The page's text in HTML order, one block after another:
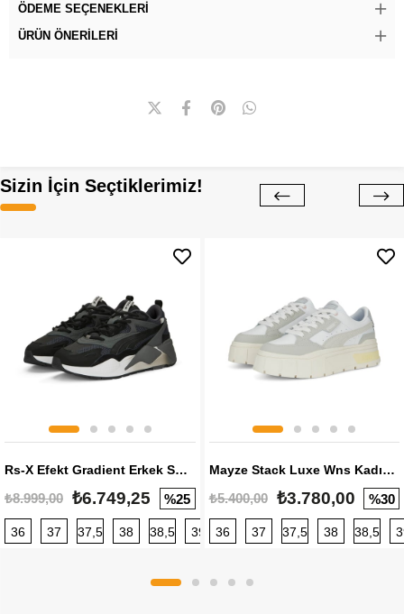
ÖDEME SEÇENEKLERI
ÜRÜN ÖNERILERI
Sizin İçin Seçtiklerimiz!
Rs-X Efekt Gradient Erkek Sneaker
₺8.999,00 ₺6.749,25 %25
36 37 37,5 38 38,5 39 40 40,5 41 42 42,5
Mayze Stack Luxe Wns Kadın Sneaker
₺5.400,00 ₺3.780,00 %30
36 37 37,5 38 38,5